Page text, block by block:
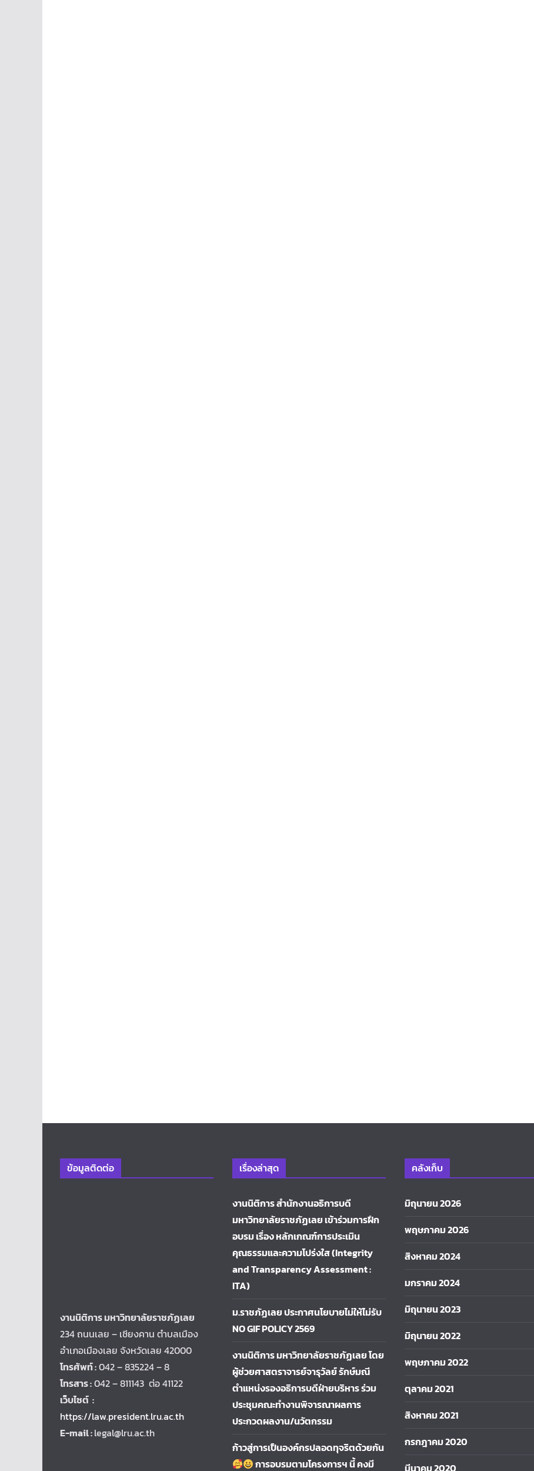
ข้อมูลติดต่อ
งานนิติการ มหาวิทยาลัยราชภัฏเลย
234 ถนนเลย – เชียงคาน ตำบลเมือง
อำเภอเมืองเลย จังหวัดเลย 42000
โทรศัพท์ :042 – 835224 – 8
โทรสาร :042 – 811143 ต่อ 41122
เว็บไซต์ :
https://law.president.lru.ac.th
E-mail :legal@lru.ac.th
เรื่องล่าสุด
งานนิติการ สำนักงานอธิการบดี
มหาวิทยาลัยราชภัฏเลย เข้าร่วมการฝึก
อบรม เรื่อง หลักเกณฑ์การประเมิน
คุณธรรมและความโปร่งใส (Integrity
and Transparency Assessment :
ITA)
ม.ราชภัฏเลย ประกาศนโยบายไม่ให้ไม่รับ
NO GIF POLICY 2569
งานนิติการ มหาวิทยาลัยราชภัฏเลย โดย
ผู้ช่วยศาสตราจารย์จารุวัลย์ รักษ์มณี
ตำแหน่งรองอธิการบดีฝ่ายบริหาร ร่วม
ประชุมคณะทำงานพิจารณาผลการ
ประกวดผลงาน/นวัตกรรม
ก้าวสู่การเป็นองค์กรปลอดทุจริตด้วยกัน
การอบรมตามโครงการฯ นี้ คงมี
คลังเก็บ
มิถุนายน 2026
พฤษภาคม 2026
สิงหาคม 2024
มกราคม 2024
มิถุนายน 2023
มิถุนายน 2022
พฤษภาคม 2022
ตุลาคม 2021
สิงหาคม 2021
กรกฎาคม 2020
มีนาคม 2020